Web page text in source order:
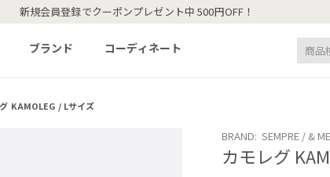
新規会員登録でクーポンプレゼント中 500円OFF！
ブランド コーディネート
KAMOLEG / Lサイズ
BRAND: SEMPRE / &
カモレグ